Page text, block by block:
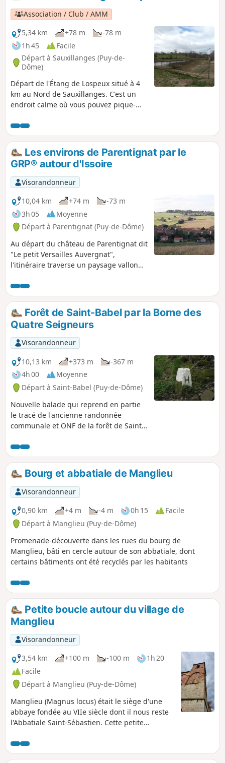
Association / Club / AMM
5,34 km
+78 m
-78 m
1h 45
Facile
Départ à Sauxillanges (Puy-de-
Dôme)
Départ de l'Étang de Lospeux situé à 4
km au Nord de Sauxillanges. C'est un
endroit calme où vous pouvez pique-
réglementation. Vous y verrez des
hérons cendrés et des aigrettes
blanches. L'itinéraire est facile (une
seule montée), ensoleillé, il peut être
fait en famille. Vous admirerez de beaux
paysages. Vous ne serez pas déçus par
cette sortie.
Les environs de Parentignat par le
GRP® autour d'Issoire
Visorandonneur
10,04 km
+74 m
-73 m
3h 05
Moyenne
Départ à Parentignat (Puy-de-Dôme)
Au départ du château de Parentignat dit
"Le petit Versailles Auvergnat",
l'itinéraire traverse un paysage vallonné
parsemé de quelques villages. Il offre
une belle vue sur la riche propriété
Durette.Forêt de Saint-Babel par la Borne des
Quatre Seigneurs
Visorandonneur
10,13 km
+373 m
-367 m
4h 00
Moyenne
Départ à Saint-Babel (Puy-de-Dôme)
Nouvelle balade qui reprend en partie
le tracé de l'ancienne randonnée
communale et ONF de la forêt de Saint-
commune d'Yronde et Buron pour
passer par la Borne des Quatre
Seigneurs, la Borne du Saut du Cheval
et Fayet. Actuellement en 2026, je
déconseille cette randonnée car les
chemins et sentiers communaux ne sont
plus entretenus donc dangereux.
Bourg et abbatiale de Manglieu
Visorandonneur
0,90 km
+4 m -4 m 0h 15
Facile
Départ à Manglieu (Puy-de-Dôme)
Promenade-découverte dans les rues du bourg de
Manglieu, bâti en cercle autour de son abbatiale, dont
certains bâtiments ont été recyclés par les habitants
Petite boucle autour du village de
Manglieu
Visorandonneur
3,54 km
+100 m -100 m
1h 20
Facile
Départ à Manglieu (Puy-de-Dôme)
Manglieu (Magnus locus) était le siège d'une
abbaye fondée au VIIe siècle dont il nous reste
l'Abbatiale Saint-Sébastien. Cette petite
pittoresque village, son abbatiale et son pont
"romain".